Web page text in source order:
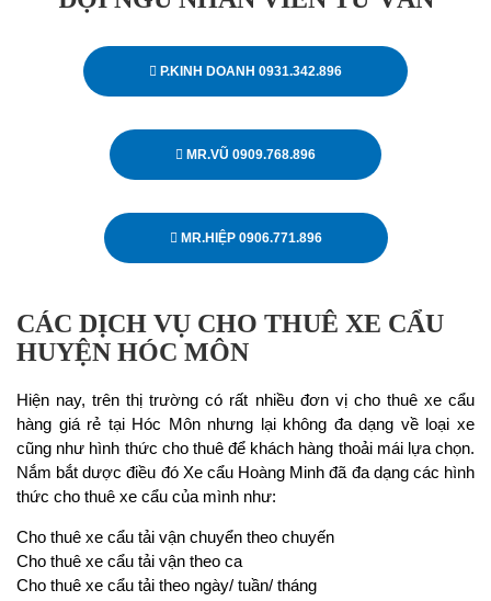
P.KINH DOANH 0931.342.896
MR.VŨ 0909.768.896
MR.HIỆP 0906.771.896
CÁC DỊCH VỤ CHO THUÊ XE CẨU
HUYỆN HÓC MÔN
Hiện nay, trên thị trường có rất nhiều đơn vị cho thuê xe cẩu
hàng giá rẻ tại Hóc Môn nhưng lại không đa dạng về loại xe
cũng như hình thức cho thuê để khách hàng thoải mái lựa chọn.
Nắm bắt dược điều đó Xe cẩu Hoàng Minh đã đa dạng các hình
thức cho thuê xe cẩu của mình như:
Cho thuê xe cẩu tải vận chuyển theo chuyến
Cho thuê xe cẩu tải vận theo ca
Cho thuê xe cẩu tải theo ngày/ tuần/ tháng